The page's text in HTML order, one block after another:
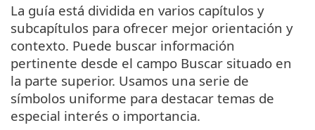
La guía está dividida en varios capítulos y
subcapítulos para ofrecer mejor orientación y
contexto. Puede buscar información
pertinente desde el campo Buscar situado en
la parte superior. Usamos una serie de
símbolos uniforme para destacar temas de
especial interés o importancia.